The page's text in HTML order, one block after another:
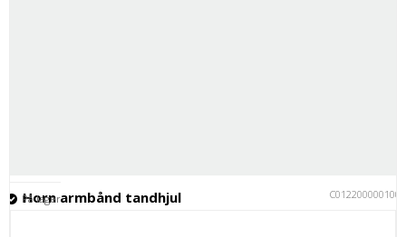
Horn armbånd tandhjul C012200000100
På lager